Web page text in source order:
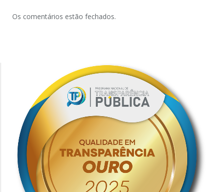
Os comentários estão fechados.